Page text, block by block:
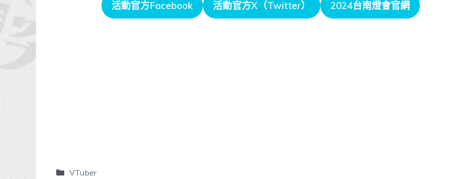
活動官方Facebook 活動官方X（Twitter） 2024台南燈會官網
VTuber